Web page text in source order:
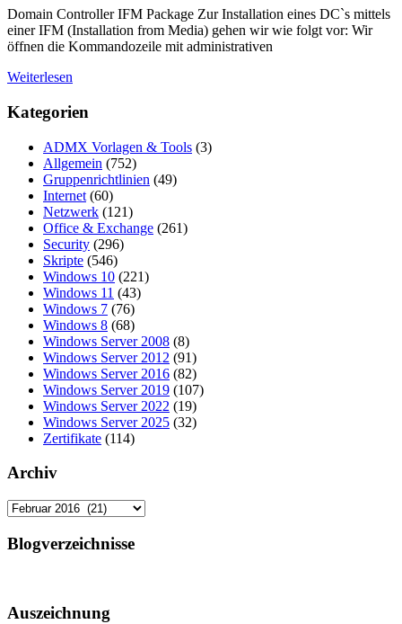
Domain Controller IFM Package Zur Installation eines DC`s mittels
einer IFM (Installation from Media) gehen wir wie folgt vor: Wir
öffnen die Kommandozeile mit administrativen
Weiterlesen
Kategorien
ADMX Vorlagen & Tools (3)
Allgemein (752)
Gruppenrichtlinien (49)
Internet (60)
Netzwerk (121)
Office & Exchange (261)
Security (296)
Skripte (546)
Windows 10 (221)
Windows 11 (43)
Windows 7 (76)
Windows 8 (68)
Windows Server 2008 (8)
Windows Server 2012 (91)
Windows Server 2016 (82)
Windows Server 2019 (107)
Windows Server 2022 (19)
Windows Server 2025 (32)
Zertifikate (114)
Archiv
Archiv
Blogverzeichnisse
Auszeichnung